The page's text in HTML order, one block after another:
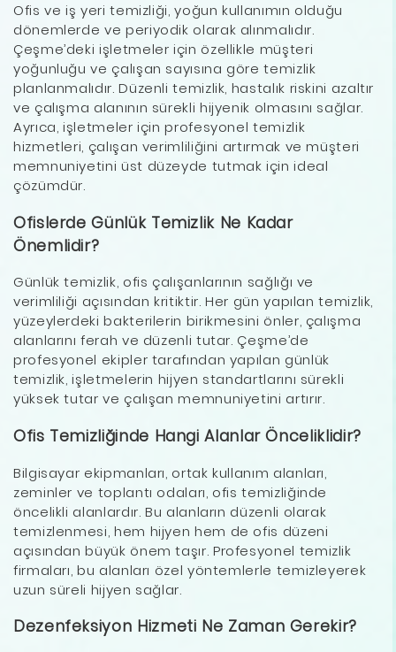
Ofis ve iş yeri temizliği, yoğun kullanımın olduğu
dönemlerde ve periyodik olarak alınmalıdır.
Çeşme’deki işletmeler için özellikle müşteri
yoğunluğu ve çalışan sayısına göre temizlik
planlanmalıdır. Düzenli temizlik, hastalık riskini azaltır
ve çalışma alanının sürekli hijyenik olmasını sağlar.
Ayrıca, işletmeler için profesyonel temizlik
hizmetleri, çalışan verimliliğini artırmak ve müşteri
memnuniyetini üst düzeyde tutmak için ideal
çözümdür.
Ofislerde Günlük Temizlik Ne Kadar
Önemlidir?
Günlük temizlik, ofis çalışanlarının sağlığı ve
verimliliği açısından kritiktir. Her gün yapılan temizlik,
yüzeylerdeki bakterilerin birikmesini önler, çalışma
alanlarını ferah ve düzenli tutar. Çeşme’de
profesyonel ekipler tarafından yapılan günlük
temizlik, işletmelerin hijyen standartlarını sürekli
yüksek tutar ve çalışan memnuniyetini artırır.
Ofis Temizliğinde Hangi Alanlar Önceliklidir?
Bilgisayar ekipmanları, ortak kullanım alanları,
zeminler ve toplantı odaları, ofis temizliğinde
öncelikli alanlardır. Bu alanların düzenli olarak
temizlenmesi, hem hijyen hem de ofis düzeni
açısından büyük önem taşır. Profesyonel temizlik
firmaları, bu alanları özel yöntemlerle temizleyerek
uzun süreli hijyen sağlar.
Dezenfeksiyon Hizmeti Ne Zaman Gerekir?